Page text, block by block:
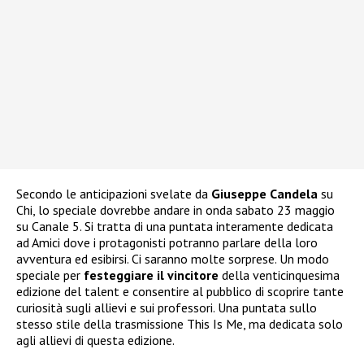
Secondo le anticipazioni svelate da Giuseppe Candela su
Chi, lo speciale dovrebbe andare in onda sabato 23 maggio
su Canale 5. Si tratta di una puntata interamente dedicata
ad Amici dove i protagonisti potranno parlare della loro
avventura ed esibirsi. Ci saranno molte sorprese. Un modo
speciale per festeggiare il vincitore della venticinquesima
edizione del talent e consentire al pubblico di scoprire tante
curiosità sugli allievi e sui professori. Una puntata sullo
stesso stile della trasmissione This Is Me, ma dedicata solo
agli allievi di questa edizione.